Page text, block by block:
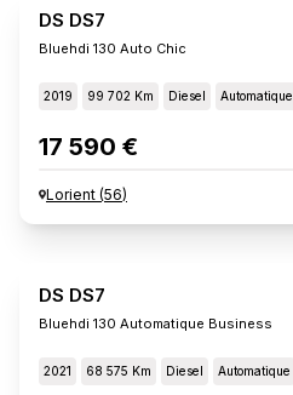
DS DS7
Bluehdi 130 Auto Chic
2019 99 702 Km Diesel Automatique
17 590 €
Lorient (56)
DS DS7
Bluehdi 130 Automatique Business
2021 68 575 Km Diesel Automatique